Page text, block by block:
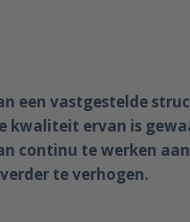
een vastgestelde
kwaliteit ervan is
continu te werken
te verhogen.